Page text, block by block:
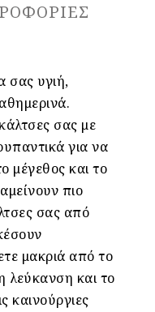
σας υγιή,
σας με
για να
μέγεθος και το
πιο
σας από
μακριά από το
λεύκανση και το
καινούργιες